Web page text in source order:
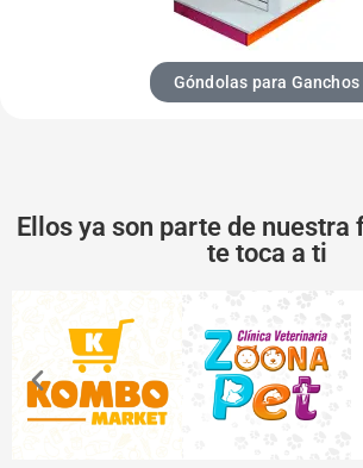
Góndolas para Ganchos
Ellos ya son parte de nuestra
te toca a ti